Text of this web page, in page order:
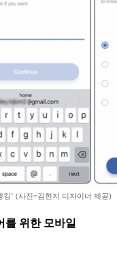
킹’ (사진=김현지 디자이너 제공)
를 위한 모바일